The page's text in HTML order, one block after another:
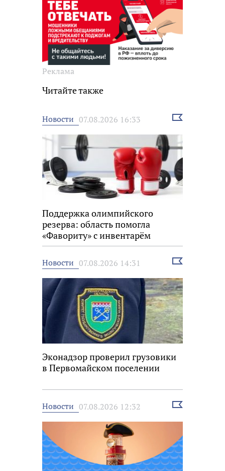
Реклама
Читайте также
Новости 07.08.2026 16:33
Выбрать
Поддержка олимпийского
резерва: область помогла
«Фавориту» с инвентарём
Новости 07.08.2026 14:31
Выбрать
Эконадзор проверил грузовики
в Первомайском поселении
Новости 07.08.2026 12:32
Выбрать